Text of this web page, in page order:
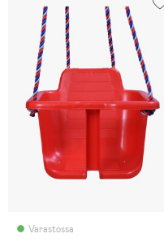
Varastossa